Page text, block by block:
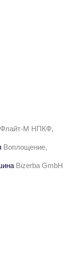
Флайт-М НПКФ,
Воплощение,
Bizerba GmbH